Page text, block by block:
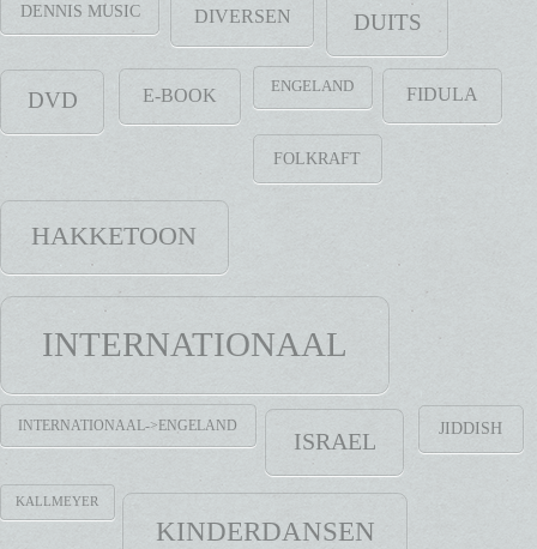
DENNIS MUSIC DIVERSEN DUITS
DVD E-BOOK ENGELAND FIDULA
FOLKRAFT
HAKKETOON
INTERNATIONAAL
INTERNATIONAAL->ENGELAND
ISRAEL
JIDDISH
KALLMEYER
KINDERDANSEN